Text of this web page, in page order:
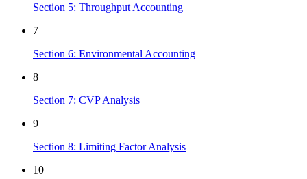
Section 5: Throughput Accounting
7
Section 6: Environmental Accounting
8
Section 7: CVP Analysis
9
Section 8: Limiting Factor Analysis
10